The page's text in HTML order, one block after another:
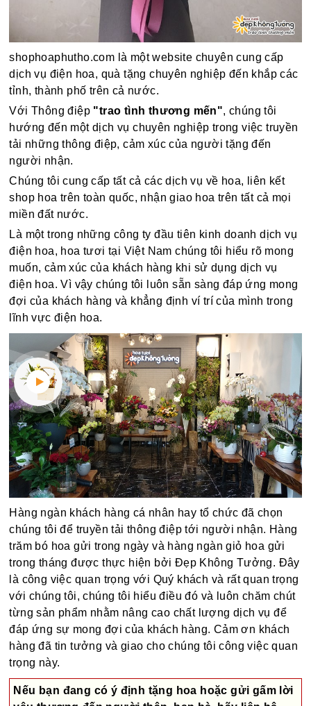
shophoaphutho.com là một website chuyên cung cấp
dịch vụ điện hoa, quà tặng chuyên nghiệp đến khắp các
tỉnh, thành phố trên cả nước.
Với Thông điệp "trao tình thương mến", chúng tôi
hướng đến một dịch vụ chuyên nghiệp trong việc truyền
tải những thông điệp, cảm xúc của người tặng đến
người nhận.
Chúng tôi cung cấp tất cả các dịch vụ về hoa, liên kết
shop hoa trên toàn quốc, nhận giao hoa trên tất cả mọi
miền đất nước.
Là một trong những công ty đầu tiên kinh doanh dịch vụ
điện hoa, hoa tươi tại Việt Nam chúng tôi hiểu rõ mong
muốn, cảm xúc của khách hàng khi sử dụng dịch vụ
điện hoa. Vì vậy chúng tôi luôn sẵn sàng đáp ứng mong
đợi của khách hàng và khẳng định ví trí của mình trong
lĩnh vực điện hoa.
Hàng ngàn khách hàng cá nhân hay tổ chức đã chọn
chúng tôi để truyền tải thông điệp tới người nhận. Hàng
trăm bó hoa gửi trong ngày và hàng ngàn giỏ hoa gửi
trong tháng được thực hiện bởi Đẹp Không Tưởng. Đây
là công việc quan trọng với Quý khách và rất quan trọng
với chúng tôi, chúng tôi hiểu điều đó và luôn chăm chút
từng sản phẩm nhằm nâng cao chất lượng dịch vụ để
đáp ứng sự mong đợi của khách hàng. Cảm ơn khách
hàng đã tin tưởng và giao cho chúng tôi công việc quan
trọng này.
Nếu bạn đang có ý định tặng hoa hoặc gửi gấm lời